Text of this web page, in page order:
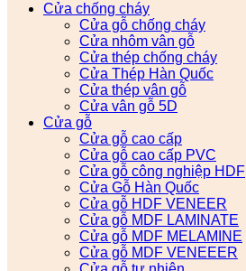
Cửa chống cháy
Cửa gỗ chống cháy
Cửa nhôm vân gỗ
Cửa thép chống cháy
Cửa Thép Hàn Quốc
Cửa thép vân gỗ
Cửa vân gỗ 5D
Cửa gỗ
Cửa gỗ cao cấp
Cửa gỗ cao cấp PVC
Cửa gỗ công nghiệp HDF
Cửa Gỗ Hàn Quốc
Cửa gỗ HDF VENEER
Cửa gỗ MDF LAMINATE
Cửa gỗ MDF MELAMINE
Cửa gỗ MDF VENEEER